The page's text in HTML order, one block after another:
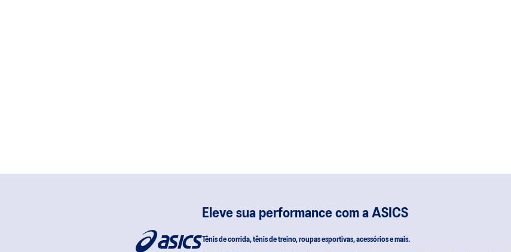
Eleve sua performance com a ASICS
Tênis de corrida, tênis de treino, roupas esportivas, acessórios e mais.